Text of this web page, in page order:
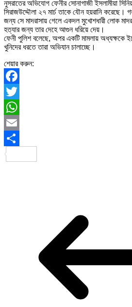
নুসরাতের অভিযোগ ফেনীর সোনাগাজী ইসলামীয়া
সিরাজউদ্দৌলা ২৭ মার্চ তাকে যৌন হয়রানি করেছে।
জন্য সে মাদরাসায় গেলে একদল মুখোশধারী লোক
হত্যার জন্য তার দেহে আগুন ধরিয়ে দেয়।
ফেনী পুলিশ বলেছে, অপর একটি মামলায় অধ্যক্ষকে
খুনিদের ধরতে তারা অভিযান চালাচ্ছে।
শেয়ার করুন:
Facebook
Twitter
WhatsApp
Email